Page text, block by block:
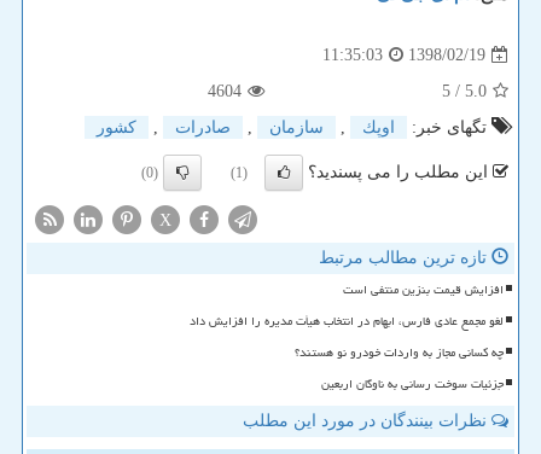
1398/02/19
11:35:03
5.0
/ 5
4604
تگهای خبر:
اوپك , سازمان , صادرات , كشور
این مطلب را می پسندید؟ (1)
(0)
X
تازه ترین مطالب مرتبط
افزایش قیمت بنزین منتفی است
لغو مجمع عادی فارس، ابهام در انتخاب هیأت مدیره را افزایش داد
چه کسانی مجاز به واردات خودرو نو هستند؟
جزئیات سوخت رسانی به ناوگان اربعین
نظرات بینندگان در مورد این مطلب